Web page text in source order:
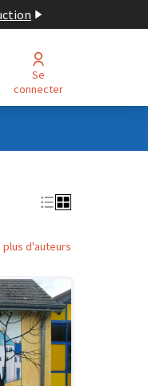
Se
connecter
plus d'auteurs